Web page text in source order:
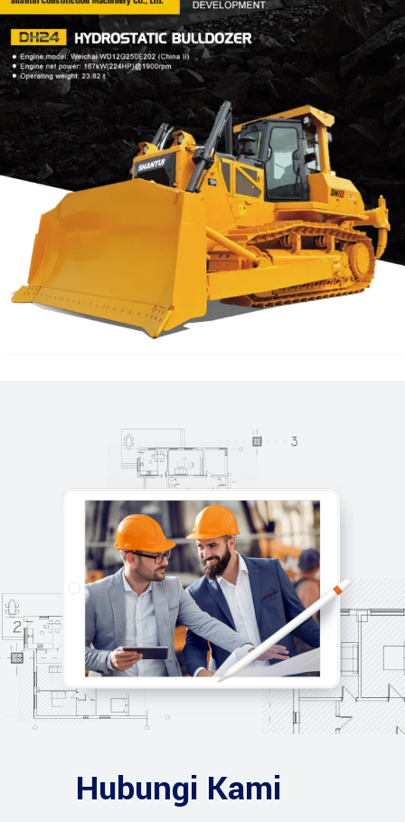
DOZER TOOLS
SHANTUI DH24
Find Out More
Hubungi Kami